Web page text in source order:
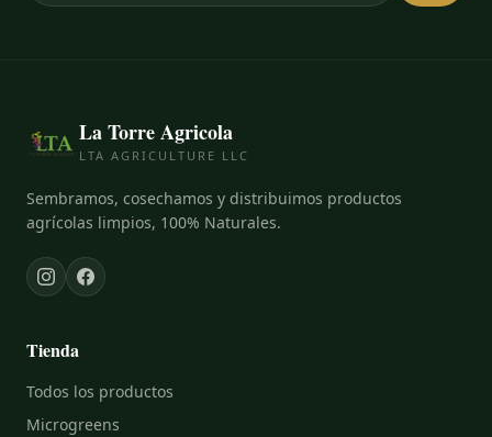
La Torre Agricola
LTA AGRICULTURE LLC
Sembramos, cosechamos y distribuimos productos
agrícolas limpios, 100% Naturales.
Tienda
Todos los productos
Microgreens